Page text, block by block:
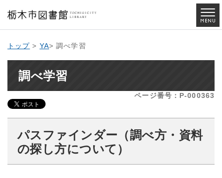
トップ > YA> 調べ学習
調べ学習
ページ番号：P-000363
パスファインダー（調べ方・資料
の探し方について）